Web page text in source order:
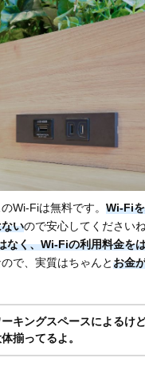
Wi-Fiは無料です。 Wi-Fi
いので安心してください
なく、Wi-Fiの利用料金を
で、実質はちゃんとお金
ーキングスペースによるけ
揃ってるよ。